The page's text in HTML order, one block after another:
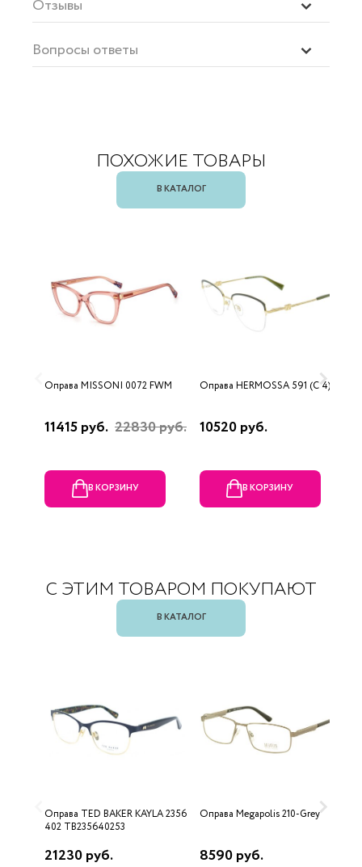
Отзывы
Вопросы ответы
ПОХОЖИЕ ТОВАРЫ
В КАТАЛОГ
Оправа MISSONI 0072 FWM
11415 руб. 22830 руб.
В КОРЗИНУ
Оправа HERMOSSA 591 (C 4)
10520 руб.
В КОРЗИНУ
С ЭТИМ ТОВАРОМ ПОКУПАЮТ
В КАТАЛОГ
Оправа TED BAKER KAYLA 2356
402 TB235640253
21230 руб.
Оправа Megapolis 210-Grey
8590 руб.